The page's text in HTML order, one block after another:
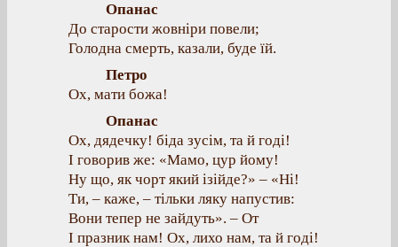
Опанас
До старости жовніри повели;
Голодна смерть, казали, буде їй.
Петро
Ох, мати божа!
Опанас
Ох, дядечку! біда зусім, та й годі!
І говорив же: «Мамо, цур йому!
Ну що, як чорт який ізійде?» – «Ні!
Ти, – каже, – тільки ляку напустив:
Вони тепер не зайдуть». – От
І празник нам! Ох, лихо нам, та й годі!